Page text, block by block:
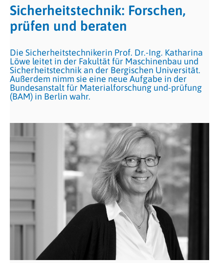
Sicherheitstechnik: Forschen,
prüfen und beraten
Die Sicherheitstechnikerin Prof. Dr.-Ing. Katharina
Löwe leitet in der Fakultät für Maschinenbau und
Sicherheitstechnik an der Bergischen Universität.
Außerdem nimm sie eine neue Aufgabe in der
Bundesanstalt für Materialforschung und-prüfung
(BAM) in Berlin wahr.